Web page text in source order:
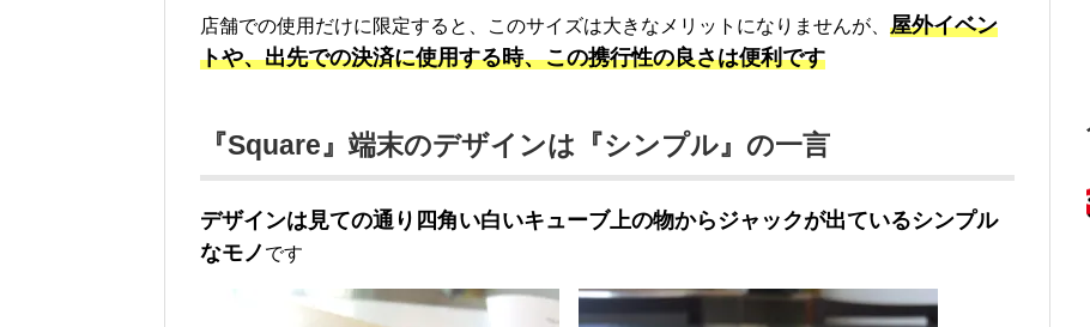
店舗での使用だけに限定すると、このサイズは大きなメリットになりませんが、 屋外イベン
トや、出先での決済に使用する時、この携行性の良さは便利です
『Square』端末のデザインは『シンプル』の一言
デザインは見ての通り四角い白いキューブ上の物からジャックが出ているシンプル
なモノ です